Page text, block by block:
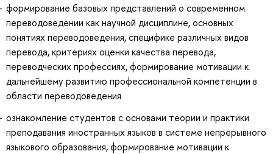
формирование базовых представлений о современном
переводоведении как научной дисциплине, основных
понятиях переводоведения, специфике различных видов
перевода, критериях оценки качества перевода,
переводческих профессиях, формирование мотивации к
дальнейшему развитию профессиональной компетенции в
области переводоведения
ознакомление студентов с основами теории и практики
преподавания иностранных языков в системе непрерывного
языкового образования, формирование мотивации к